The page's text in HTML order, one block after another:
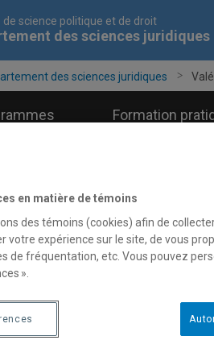
de science politique et de droit
des sciences juridiques
des sciences juridiques
Formation
Costanzo
en matière de témoins
des témoins (cookies) afin de
votre expérience sur le site, de vous
de fréquentation, etc. Vous pouvez
».